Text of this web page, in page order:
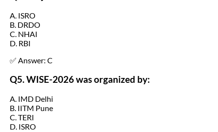
A. ISRO
B. DRDO
C. NHAI
D. RBI
✅ Answer: C
Q5. WISE-2026 was organized by:
A. IMD Delhi
B. IITM Pune
C. TERI
D. ISRO